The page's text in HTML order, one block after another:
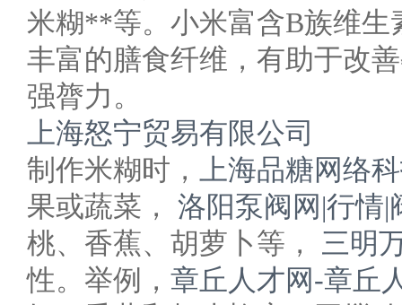
米糊**等。小米富含B族维生
丰富的膳食纤维，有助于改
强膂力。
上海怒宁贸易有限公司
制作米糊时，
上海品糖网络
果或蔬菜， 洛阳泵阀网|行情
桃、香蕉、胡萝卜等， 三明
性。举例， 章丘人才网-章丘